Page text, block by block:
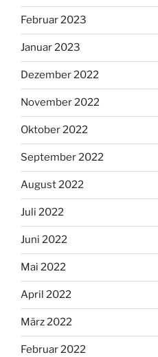
Februar 2023
Januar 2023
Dezember 2022
November 2022
Oktober 2022
September 2022
August 2022
Juli 2022
Juni 2022
Mai 2022
April 2022
März 2022
Februar 2022